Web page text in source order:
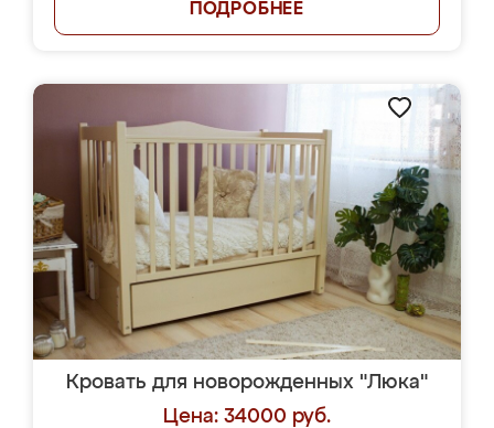
ПОДРОБНЕЕ
Кровать для новорожденных "Люка"
Цена: 34000 руб.